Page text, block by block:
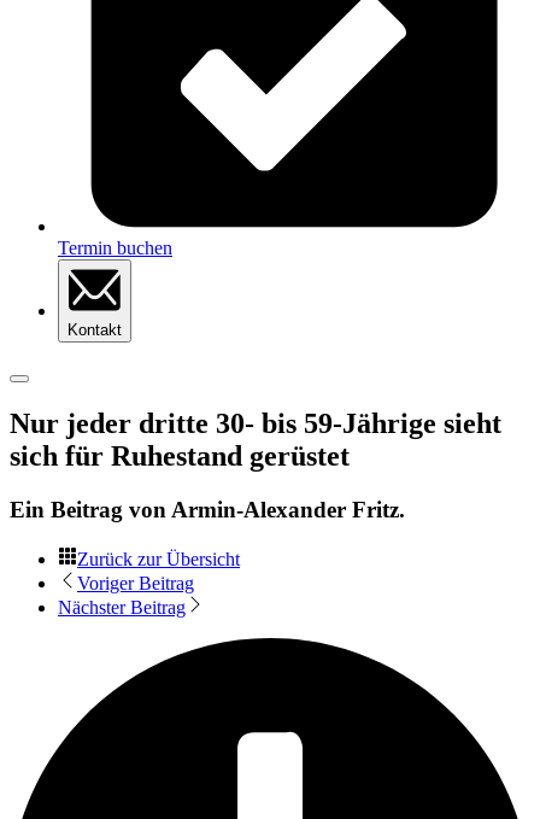
Termin buchen
Kontakt
Nur jeder dritte 30- bis 59-Jährige sieht
sich für Ruhestand gerüstet
Ein Beitrag von Armin-Alexander Fritz.
Zurück zur Übersicht
Voriger Beitrag
Nächster Beitrag